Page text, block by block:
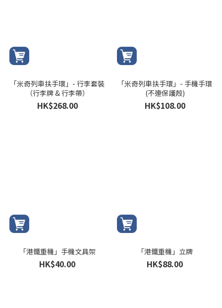
「米奇列車扶手環」- 行李套裝
（行李牌 & 行李帶）
HK$268.00
「米奇列車扶手環」- 手機手環
(不連保護殼)
HK$108.00
「港鐵重機」手機文具架
HK$40.00
「港鐵重機」立牌
HK$88.00